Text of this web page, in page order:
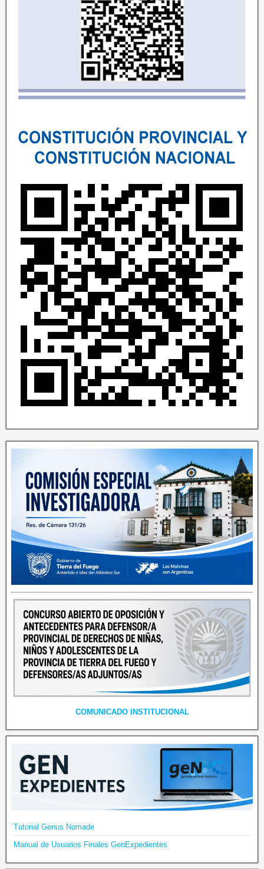
COMUNICADO INSTITUCIONAL
Tutorial Genus Nomade
Manual de Usuarios Finales GenExpedientes